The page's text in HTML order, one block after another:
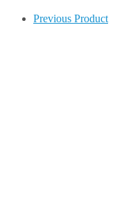
Previous Product